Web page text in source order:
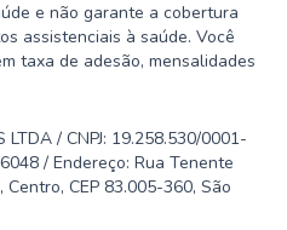
e não garante a cobertura
assistenciais à saúde. Você
taxa de adesão, mensalidades
LTDA / CNPJ: 19.258.530/0001-
/ Endereço: Rua Tenente
CEP 83.005-360, São